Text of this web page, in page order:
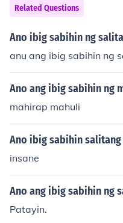
Related Questions
Ano ibig sabihin ng
anu ang ibig sabihin ng
Ano ang ibig sabihin ng
mahirap mahuli
Ano ibig sabihin salitang
insane
Ano ang ibig sabihin ng
Patayin.